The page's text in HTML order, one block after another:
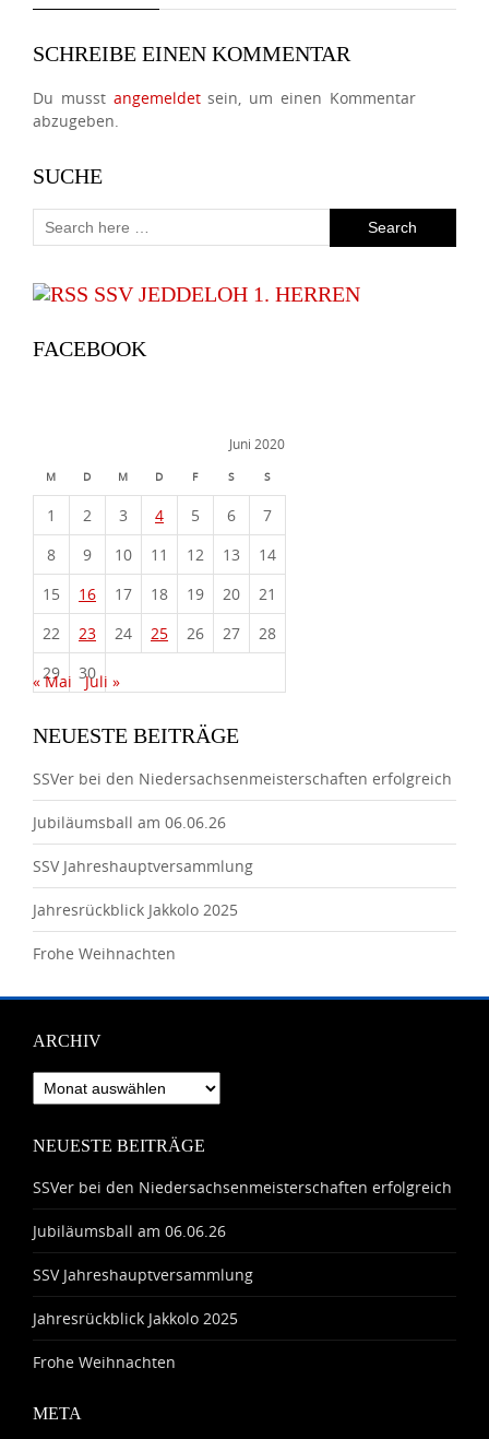
SCHREIBE EINEN KOMMENTAR
Du musst angemeldetsein, um einen Kommentar
abzugeben.
SUCHE
SSV JEDDELOH 1. HERREN
FACEBOOK
Juni 2020
M D M D F S S
1 2 3 4 5 6
7
8
9 10 11 12 13
14
15
16 17 18 19 20
21
22
23 24 25 26 27
28
29
30
« Mai Juli »
NEUESTE BEITRÄGE
SSVer bei den Niedersachsenmeisterschaften erfolgreich
Jubiläumsball am 06.06.26
SSV Jahreshauptversammlung
Jahresrückblick Jakkolo 2025
Frohe Weihnachten
ARCHIV
Archiv
NEUESTE BEITRÄGE
SSVer bei den Niedersachsenmeisterschaften erfolgreich
Jubiläumsball am 06.06.26
SSV Jahreshauptversammlung
Jahresrückblick Jakkolo 2025
Frohe Weihnachten
META